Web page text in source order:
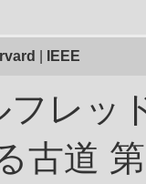
IEEE
レッ
古道